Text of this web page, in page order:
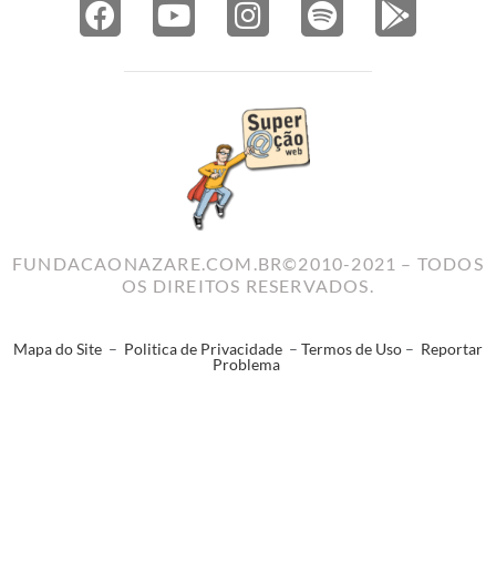
FUNDACAONAZARE.COM.BR©2010-2021 – TODOS
OS DIREITOS RESERVADOS.
Mapa do Site – Politica de Privacidade – Termos de Uso – Reportar
Problema